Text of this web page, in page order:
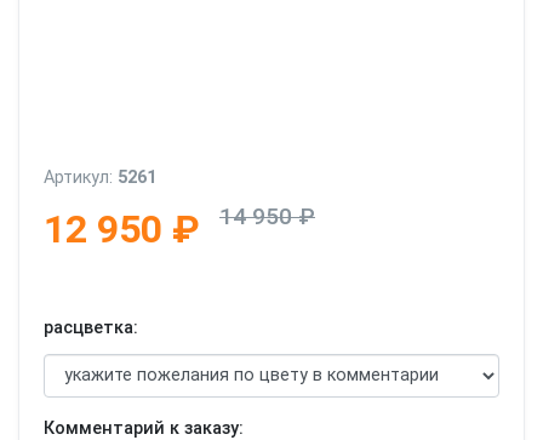
Артикул: 5261
12 950 ₽ 14 950 ₽
расцветка:
Комментарий к заказу: